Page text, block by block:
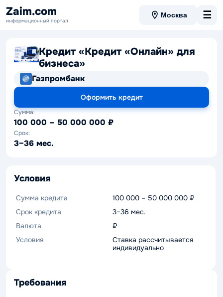
Zaim.com
информационный портал
Москва ☰
Кредит «Кредит «Онлайн» для
бизнеса»
Оформить кредит
Газпромбанк
Сумма:
100 000 – 50 000 000 ₽
Срок:
3–36 мес.
Условия
Сумма кредита
100 000 – 50 000 000 ₽
Срок кредита
3–36 мес.
Валюта
₽
Условия
Ставка рассчитывается
индивидуально
Требования